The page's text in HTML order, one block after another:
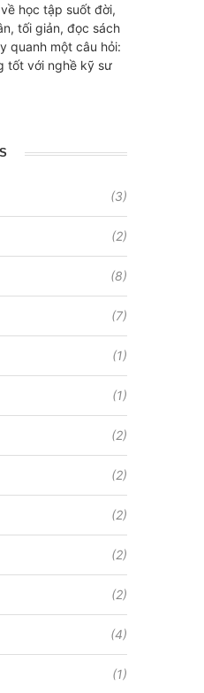
học tập suốt đời,
tối giản, đọc sách
quanh một câu hỏi:
tốt với nghề kỹ sư
(3)
(2)
(8)
(7)
(1)
(1)
(2)
(2)
(2)
(2)
(2)
(4)
(1)